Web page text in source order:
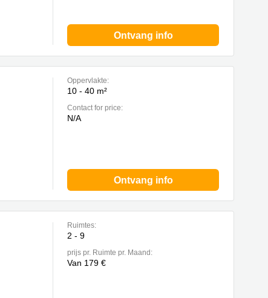
Ontvang info
Oppervlakte:
10 - 40 m²
Contact for price:
N/A
Ontvang info
Ruimtes:
2 - 9
prijs pr. Ruimte pr. Maand:
Van 179 €